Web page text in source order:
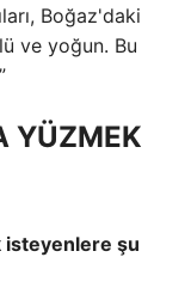
Boğaz'daki
ve yoğun. Bu
YÜZMEK
isteyenlere şu